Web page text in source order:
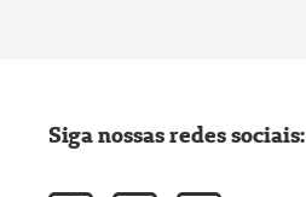
Siga nossas redes sociais: